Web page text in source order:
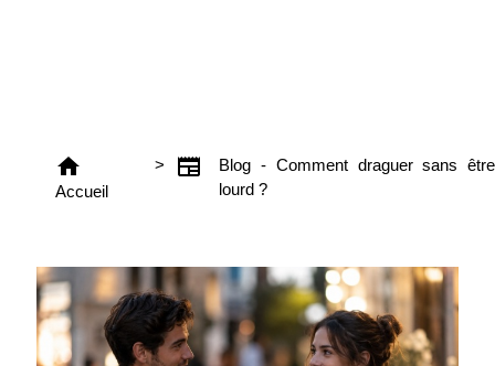
home
Accueil
> newspaper
Blog - Comment draguer sans être
lourd ?